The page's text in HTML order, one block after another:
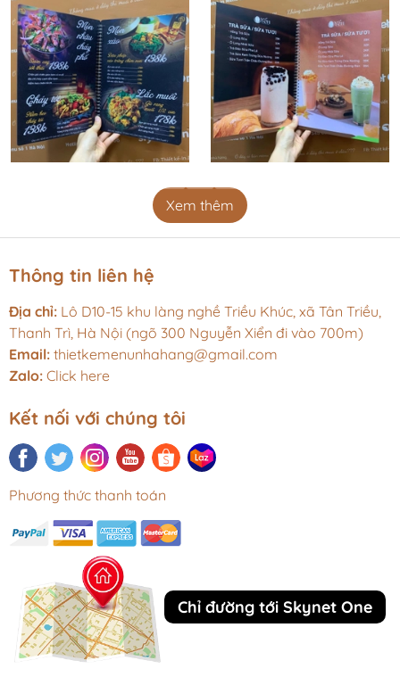
Xem thêm
Thông tin liên hệ
Địa chỉ: Lô D10-15 khu làng nghề Triều Khúc, xã Tân Triều,
Thanh Trì, Hà Nội (ngõ 300 Nguyễn Xiển đi vào 700m)
Email: thietkemenunhahang@gmail.com
Zalo: Click here
Kết nối với chúng tôi
Phương thức thanh toán
Chỉ đường tới Skynet One